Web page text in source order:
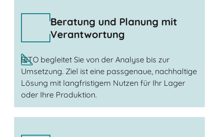
Beratung und Planung mit
Verantwortung
BITO begleitet Sie von der Analyse bis zur
Umsetzung. Ziel ist eine passgenaue, nachhaltige
Lösung mit langfristigem Nutzen für Ihr Lager
oder Ihre Produktion.